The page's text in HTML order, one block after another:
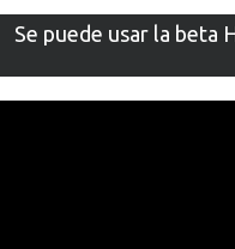
Se puede usar la beta